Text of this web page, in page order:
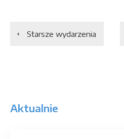
Starsze wydarzenia
Aktualnie